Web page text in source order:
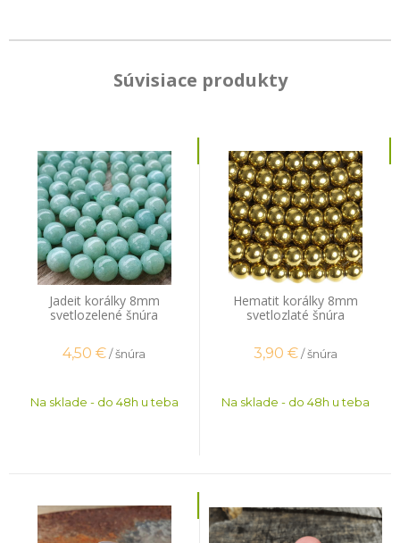
Súvisiace produkty
Jadeit korálky 8mm
svetlozelené šnúra
4,50 €/ šnúra
Na sklade - do 48h u teba
Hematit korálky 8mm
svetlozlaté šnúra
3,90 €/ šnúra
Na sklade - do 48h u teba